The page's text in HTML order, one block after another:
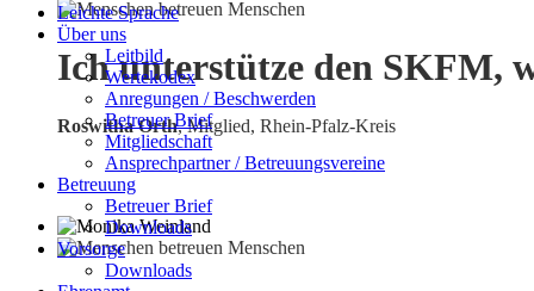
Ich unterstütze den SKFM,
Roswitha Orth, Mitglied, Rhein-Pfalz-Kreis
Leichte Sprache
Über uns
Leitbild
Wertekodex
Anregungen / Beschwerden
Betreuer Brief
Mitgliedschaft
Ansprechpartner / Betreuungsvereine
Betreuung
Betreuer Brief
Downloads
Vorsorge
Downloads